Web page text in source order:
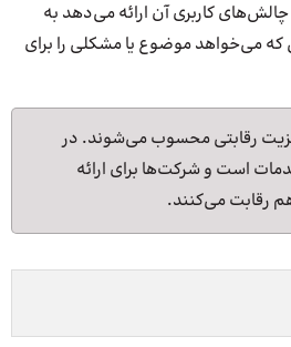
کاربری آن ارائه می‌دهد به
می‌خواهد موضوع یا مشکلی را برای
رقابتی محسوب می‌شوند. در
است و شرکت‌ها برای ارائه
هم رقابت می‌کنند.